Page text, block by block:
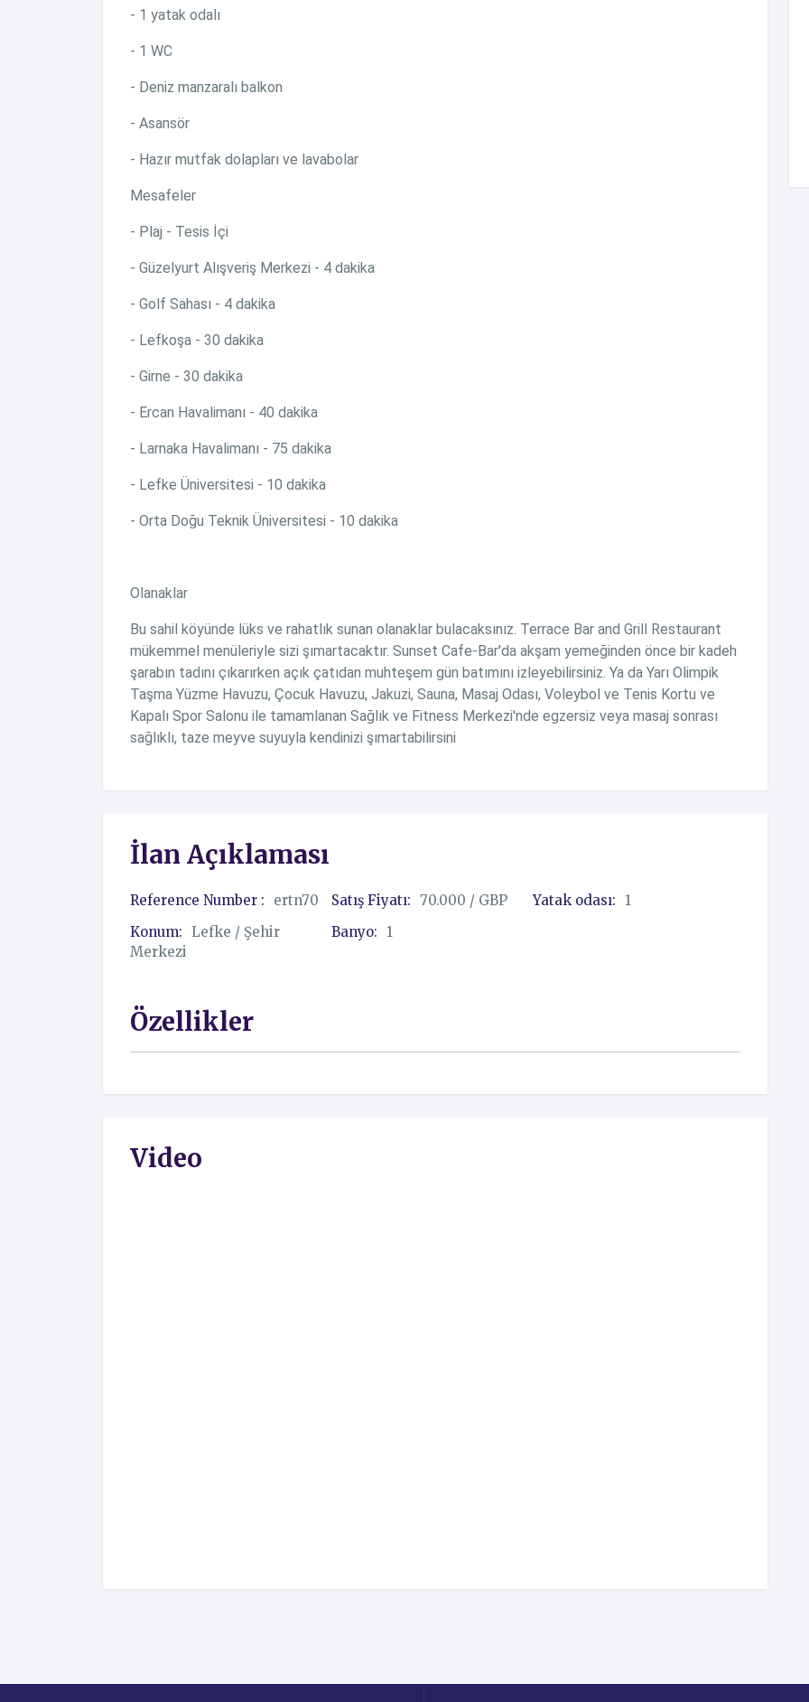
- 1 yatak odalı
- 1 WC
- Deniz manzaralı balkon
- Asansör
- Hazır mutfak dolapları ve lavabolar
Mesafeler
- Plaj - Tesis İçi
- Güzelyurt Alışveriş Merkezi - 4 dakika
- Golf Sahası - 4 dakika
- Lefkoşa - 30 dakika
- Girne - 30 dakika
- Ercan Havalimanı - 40 dakika
- Larnaka Havalimanı - 75 dakika
- Lefke Üniversitesi - 10 dakika
- Orta Doğu Teknik Üniversitesi - 10 dakika
Olanaklar
Bu sahil köyünde lüks ve rahatlık sunan olanaklar bulacaksınız. Terrace Bar and Grill Restaurant
mükemmel menüleriyle sizi şımartacaktır. Sunset Cafe-Bar'da akşam yemeğinden önce bir kadeh
şarabın tadını çıkarırken açık çatıdan muhteşem gün batımını izleyebilirsiniz. Ya da Yarı Olimpik
Taşma Yüzme Havuzu, Çocuk Havuzu, Jakuzi, Sauna, Masaj Odası, Voleybol ve Tenis Kortu ve
Kapalı Spor Salonu ile tamamlanan Sağlık ve Fitness Merkezi'nde egzersiz veya masaj sonrası
sağlıklı, taze meyve suyuyla kendinizi şımartabilirsini
İlan Açıklaması
Reference Number : ertn70 Satış Fiyatı: 70.000 / GBP Yatak odası:
1
Konum: Lefke / Şehir
Merkezi
Banyo: 1
Özellikler
Video